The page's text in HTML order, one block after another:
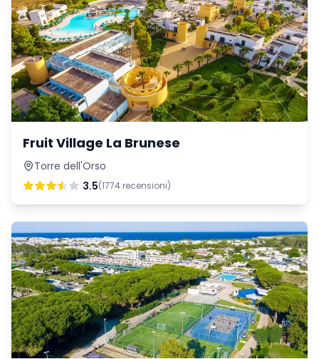
Fruit Village La Brunese
Torre dell'Orso
3.5(1774 recensioni)